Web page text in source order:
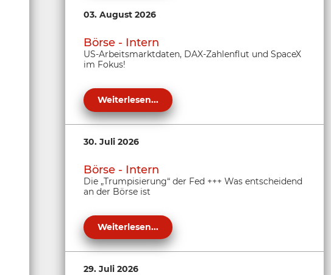
03. August 2026
Börse - Intern
US-Arbeitsmarktdaten, DAX-Zahlenflut und SpaceX
im Fokus!
Weiterlesen...
30. Juli 2026
Börse - Intern
Die „Trumpisierung“ der Fed +++ Was entscheidend
an der Börse ist
Weiterlesen...
29. Juli 2026